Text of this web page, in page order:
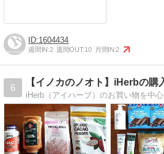
1604434
週間IN:2 週間OUT:10 月間IN:2
6